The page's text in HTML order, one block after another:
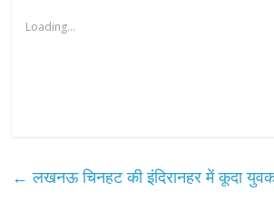
Loading...
← लखनऊ चिनहट की इंदिरानहर में कूदा